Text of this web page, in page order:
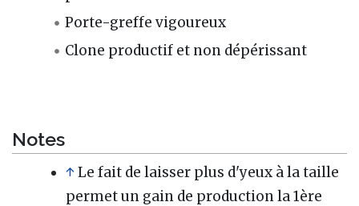
Porte-greffe vigoureux
Clone productif et non dépérissant
Notes
↑Le fait de laisser plus d'yeux à la taille
permet un gain de production la 1ère